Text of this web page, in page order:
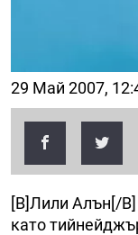
29 Май 2007,
[B]Лили Алън[/
като